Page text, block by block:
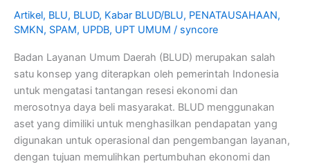
Artikel, BLU, BLUD, Kabar BLUD/BLU, PENATAUSAHAAN,
SMKN, SPAM, UPDB, UPT UMUM / syncore
Badan Layanan Umum Daerah (BLUD) merupakan salah
satu konsep yang diterapkan oleh pemerintah Indonesia
untuk mengatasi tantangan resesi ekonomi dan
merosotnya daya beli masyarakat. BLUD menggunakan
aset yang dimiliki untuk menghasilkan pendapatan yang
digunakan untuk operasional dan pengembangan layanan,
dengan tujuan memulihkan pertumbuhan ekonomi dan